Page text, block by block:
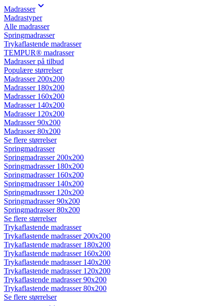
Madrasser
Madrastyper
Alle madrasser
Springmadrasser
Trykaflastende madrasser
TEMPUR® madrasser
Madrasser på tilbud
Populære størrelser
Madrasser 200x200
Madrasser 180x200
Madrasser 160x200
Madrasser 140x200
Madrasser 120x200
Madrasser 90x200
Madrasser 80x200
Se flere størrelser
Springmadrasser
Springmadrasser 200x200
Springmadrasser 180x200
Springmadrasser 160x200
Springmadrasser 140x200
Springmadrasser 120x200
Springmadrasser 90x200
Springmadrasser 80x200
Se flere størrelser
Trykaflastende madrasser
Trykaflastende madrasser 200x200
Trykaflastende madrasser 180x200
Trykaflastende madrasser 160x200
Trykaflastende madrasser 140x200
Trykaflastende madrasser 120x200
Trykaflastende madrasser 90x200
Trykaflastende madrasser 80x200
Se flere størrelser